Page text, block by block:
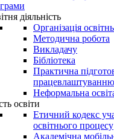
діяльність
Організація
Методична робота
Викладачу
Бібліотека
Практична
працевлаштуванню
Неформальна
освіти
Етичний кодекс
освітнього процесу
Академічна